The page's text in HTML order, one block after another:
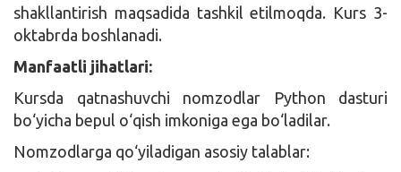
shakllantirish maqsadida tashkil etilmoqda. Kurs 3-
oktabrda boshlanadi.
Manfaatli jihatlari:
Kursda qatnashuvchi nomzodlar Python dasturi
bo‘yicha bepul o‘qish imkoniga ega bo‘ladilar.
Nomzodlarga qo‘yiladigan asosiy talablar: